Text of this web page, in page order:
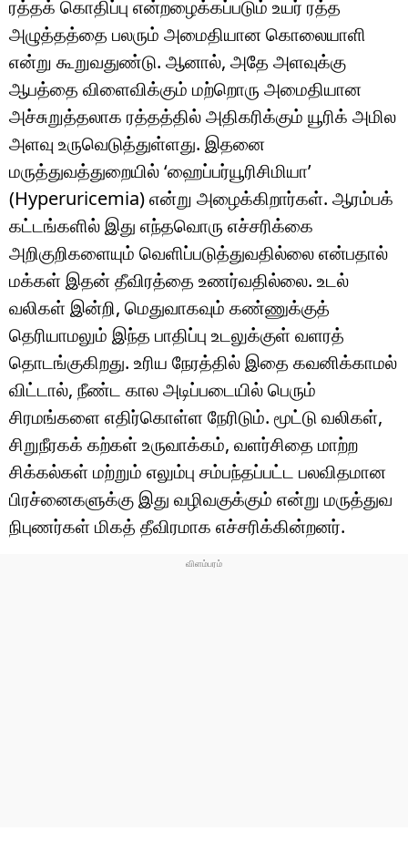
ரத்தக் கொதிப்பு என்றழைக்கப்படும் உயர் ரத்த
அழுத்தத்தை பலரும் அமைதியான கொலையாளி
என்று கூறுவதுண்டு. ஆனால், அதே அளவுக்கு
ஆபத்தை விளைவிக்கும் மற்றொரு அமைதியான
அச்சுறுத்தலாக ரத்தத்தில் அதிகரிக்கும் யூரிக் அமில
அளவு உருவெடுத்துள்ளது. இதனை
மருத்துவத்துறையில் ‘ஹைப்பர்யூரிசிமியா’
(Hyperuricemia) என்று அழைக்கிறார்கள். ஆரம்பக்
கட்டங்களில் இது எந்தவொரு எச்சரிக்கை
அறிகுறிகளையும் வெளிப்படுத்துவதில்லை என்பதால்
மக்கள் இதன் தீவிரத்தை உணர்வதில்லை. உடல்
வலிகள் இன்றி, மெதுவாகவும் கண்ணுக்குத்
தெரியாமலும் இந்த பாதிப்பு உடலுக்குள் வளரத்
தொடங்குகிறது. உரிய நேரத்தில் இதை கவனிக்காமல்
விட்டால், நீண்ட கால அடிப்படையில் பெரும்
சிரமங்களை எதிர்கொள்ள நேரிடும். மூட்டு வலிகள்,
சிறுநீரகக் கற்கள் உருவாக்கம், வளர்சிதை மாற்ற
சிக்கல்கள் மற்றும் எலும்பு சம்பந்தப்பட்ட பலவிதமான
பிரச்னைகளுக்கு இது வழிவகுக்கும் என்று மருத்துவ
நிபுணர்கள் மிகத் தீவிரமாக எச்சரிக்கின்றனர்.